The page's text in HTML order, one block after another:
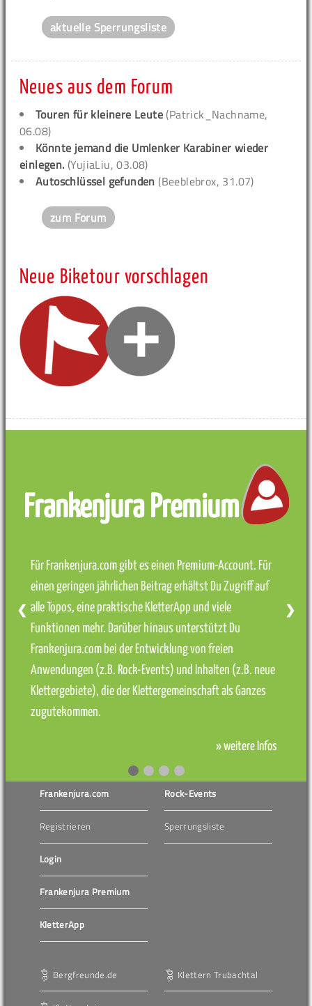
aktuelle Sperrungsliste
Neues aus dem Forum
Touren für kleinere Leute (Patrick_Nachname,
06.08)
Könnte jemand die Umlenker Karabiner wieder
einlegen. (YujiaLiu, 03.08)
Autoschlüssel gefunden (Beeblebrox, 31.07)
zum Forum
Neue Biketour vorschlagen
Frankenjura Premium
Für Frankenjura.com gibt es einen Premium-Account. Für
einen geringen jährlichen Beitrag erhältst Du Zugriff auf
alle Topos, eine praktische KletterApp und viele
Funktionen mehr. Darüber hinaus unterstützt Du
Frankenjura.com bei der Entwicklung von freien
Anwendungen (z.B. Rock-Events) und Inhalten (z.B. neue
Klettergebiete), die der Klettergemeinschaft als Ganzes
zugutekommen.
» weitere Infos
❮ ❯
Frankenjura.com
Registrieren
Login
Frankenjura Premium
KletterApp
Rock-Events
Sperrungsliste
Bergfreunde.de Klettern Trubachtal